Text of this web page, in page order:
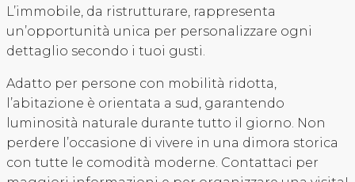
L’immobile, da ristrutturare, rappresenta
un’opportunità unica per personalizzare ogni
dettaglio secondo i tuoi gusti.
Adatto per persone con mobilità ridotta,
l’abitazione è orientata a sud, garantendo
luminosità naturale durante tutto il giorno. Non
perdere l’occasione di vivere in una dimora storica
con tutte le comodità moderne. Contattaci per